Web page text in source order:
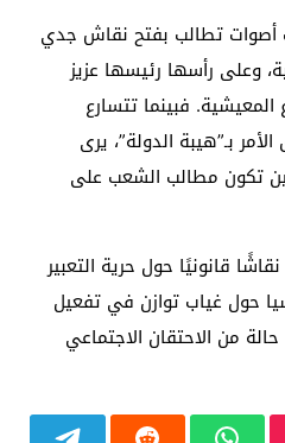
تطالب بفتح نقاش جدي
وعلى رأسها رئيسها عزيز
المعيشية. فبينما تتسارع
بـ”هيبة الدولة”، يرى
تكون مطالب الشعب على
قانونيًا حول حرية التعبير
حول غياب توازن في تفعيل
من الاحتقان الاجتماعي